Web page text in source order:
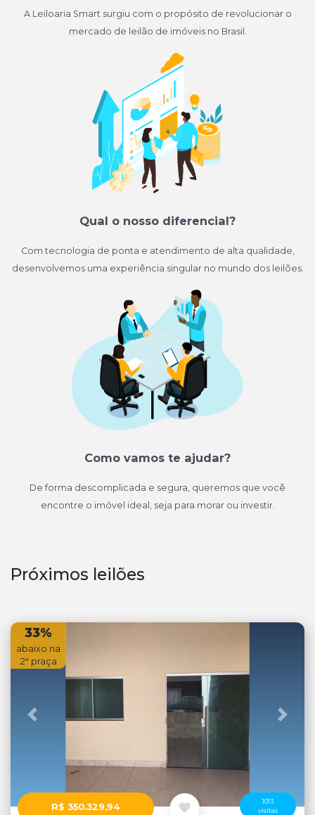
A Leiloaria Smart surgiu com o propósito de revolucionar o
mercado de leilão de imóveis no Brasil.
Qual o nosso diferencial?
Com tecnologia de ponta e atendimento de alta qualidade,
desenvolvemos uma experiência singular no mundo dos leilões.
Como vamos te ajudar?
De forma descomplicada e segura, queremos que você
encontre o imóvel ideal, seja para morar ou investir.
Próximos leilões
Anterior
33%
abaixo na
2ª praça
R$ 350.329,94
1013
visitas